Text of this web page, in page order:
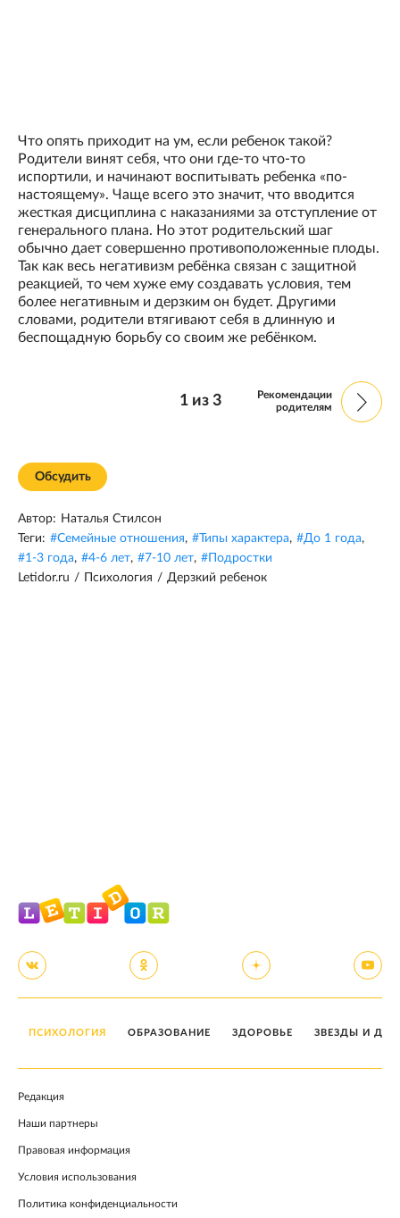
Что опять приходит на ум, если ребенок такой?
Родители винят себя, что они где-то что-то
испортили, и начинают воспитывать ребенка «по-
настоящему». Чаще всего это значит, что вводится
жесткая дисциплина с наказаниями за отступление от
генерального плана. Но этот родительский шаг
обычно дает совершенно противоположенные плоды.
Так как весь негативизм ребёнка связан с защитной
реакцией, то чем хуже ему создавать условия, тем
более негативным и дерзким он будет. Другими
словами, родители втягивают себя в длинную и
беспощадную борьбу со своим же ребёнком.
1из 3
Рекомендации
родителям
Обсудить
Автор: Наталья Стилсон
Теги: #Семейные отношения, #Типы характера, #До 1 года,
#1-3 года, #4-6 лет, #7-10 лет, # Подростки
Letidor.ru / Психология / Дерзкий ребенок
ПСИХОЛОГИЯ ОБРАЗОВАНИЕ ЗДОРОВЬЕ ЗВЕЗДЫ И
Редакция
Наши партнеры
Правовая информация
Условия использования
Политика конфиденциальности